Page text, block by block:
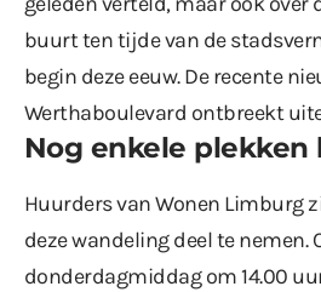
buurt ten tijde van de
begin deze eeuw. De recente
Werthaboulevard ontbreekt
Nog enkele plekken
Huurders van Wonen Limburg
deze wandeling deel te nemen.
donderdagmiddag om 14.00